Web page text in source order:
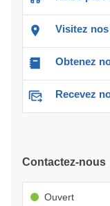
Visitez
Obtenez
Recevez
Contactez-nous
Ouvert